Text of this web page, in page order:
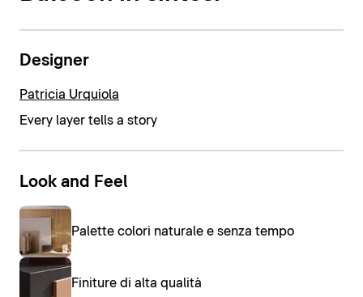
Designer
Patricia Urquiola
Every layer tells a story
Look and Feel
Palette colori naturale e senza tempo
Finiture di alta qualità